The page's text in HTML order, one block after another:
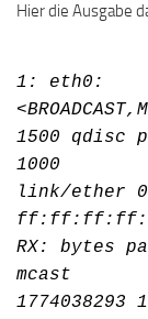
Hier die Ausgabe
1: eth0:
1500 qdisc
1000
link/ether
RX: bytes
mcast
1774038293